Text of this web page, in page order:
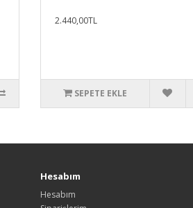
2.440,00TL
SEPETE EKLE
Hesabım
Hesabım